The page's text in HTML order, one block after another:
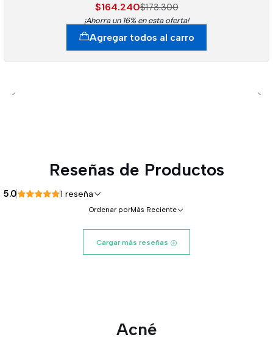
$164.240$173.300
¡Ahorra un 16% en esta oferta!
Agregar todos al carro
Reseñas de Productos
5.0 1 reseña
Ordenar porMás Reciente
Cargar más reseñas
Acné